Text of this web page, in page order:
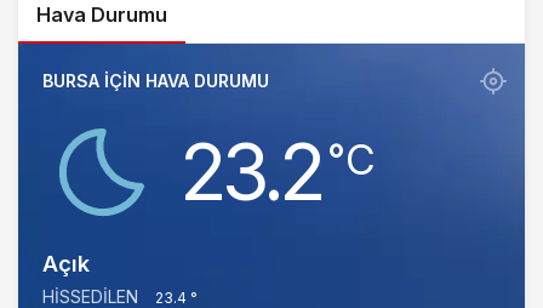
Hava Durumu
BURSA IÇIN HAVA DURUMU
23.2‎°C
Açık
HISSEDILEN 23.4 °